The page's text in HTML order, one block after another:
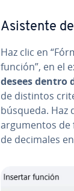
Asistente
Haz clic en
función”, en el
desees dentro
de distintos
búsqueda. Haz
ar­gu­me­n­tos de
de decimales